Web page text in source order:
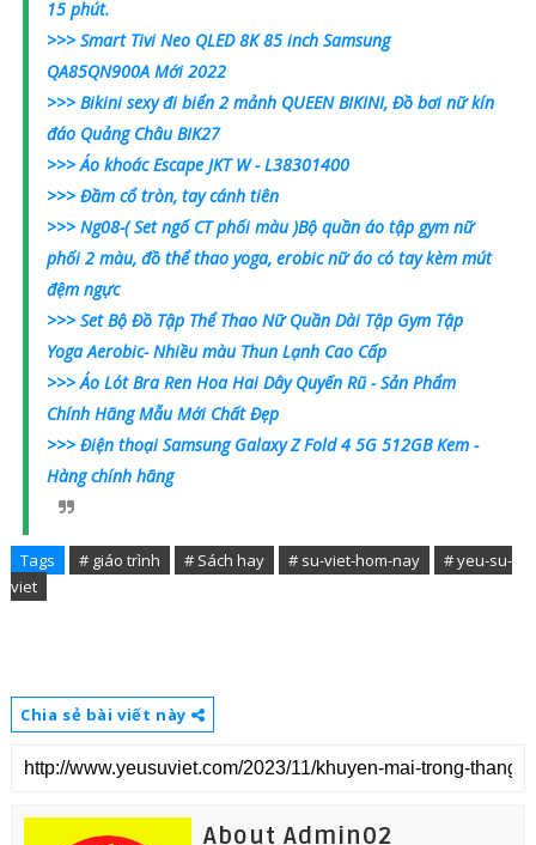
15 phút.
>>> Smart Tivi Neo QLED 8K 85 inch Samsung
QA85QN900A Mới 2022
>>> Bikini sexy đi biển 2 mảnh QUEEN BIKINI, Đồ bơi nữ kín
đáo Quảng Châu BIK27
>>> Áo khoác Escape JKT W - L38301400
>>> Đầm cổ tròn, tay cánh tiên
>>> Ng08-( Set ngố CT phối màu )Bộ quần áo tập gym nữ
phối 2 màu, đồ thể thao yoga, erobic nữ áo có tay kèm mút
đệm ngực
>>> Set Bộ Đồ Tập Thể Thao Nữ Quần Dài Tập Gym Tập
Yoga Aerobic- Nhiều màu Thun Lạnh Cao Cấp
>>> Áo Lót Bra Ren Hoa Hai Dây Quyến Rũ - Sản Phẩm
Chính Hãng Mẫu Mới Chất Đẹp
>>> Điện thoại Samsung Galaxy Z Fold 4 5G 512GB Kem -
Hàng chính hãng
Tags # giáo trình # Sách hay # su-viet-hom-nay
# yeu-su-
viet
Chia sẻ bài viết này
About Admin02